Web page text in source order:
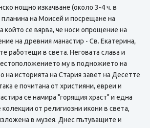
нощно изкачване (около 3-4 ч. в
планина на Моисей и посрещане на
който се вярва, че носи опрощение на
на древния манастир - Св. Екатерина,
работещи в света. Неговата слава и
му в подножието на
на историята на Стария завет на Десетте
е почитана от християни, евреи и
се намира "горящия храст" и една
от религиозни икони в света,
в музея. Днес пътуващите и